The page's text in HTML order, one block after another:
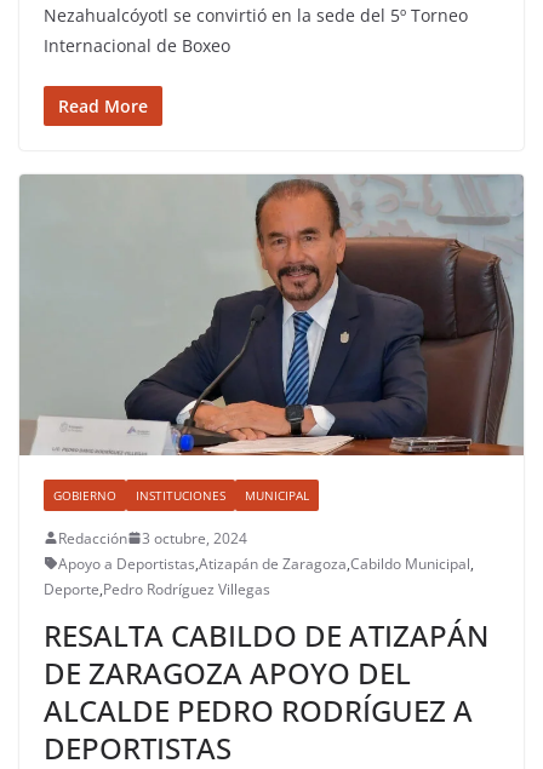
Nezahualcóyotl se convirtió en la sede del 5º Torneo
Internacional de Boxeo
Read More
GOBIERNO INSTITUCIONES MUNICIPAL
Redacción
3 octubre, 2024
Apoyo a Deportistas,Atizapán de Zaragoza,Cabildo Municipal,
Deporte,Pedro Rodríguez Villegas
RESALTA CABILDO DE ATIZAPÁN
DE ZARAGOZA APOYO DEL
ALCALDE PEDRO RODRÍGUEZ A
DEPORTISTAS